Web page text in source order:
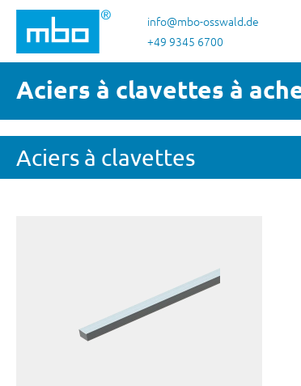
au contenu principal
Passer à la recherche
Passer à la navigation principaleinfo@mbo-osswald.de
+49 9345 6700
Aciers à clavettes à
Aciers à clavettes